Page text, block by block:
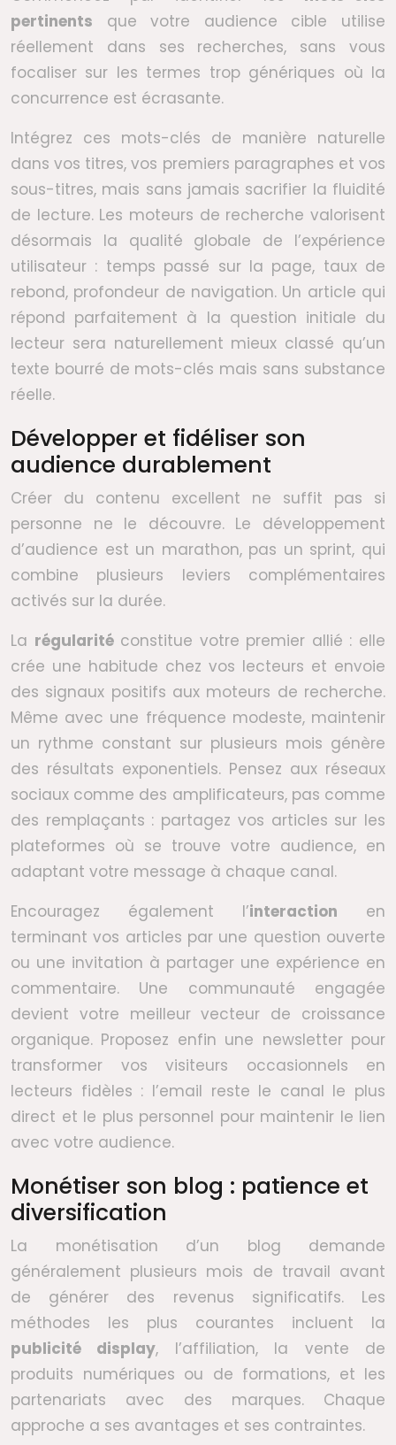
pertinents que votre audience cible utilise
réellement dans ses recherches, sans vous
focaliser sur les termes trop génériques où la
concurrence est écrasante.
Intégrez ces mots-clés de manière naturelle
dans vos titres, vos premiers paragraphes et vos
sous-titres, mais sans jamais sacrifier la fluidité
de lecture. Les moteurs de recherche valorisent
désormais la qualité globale de l’expérience
utilisateur : temps passé sur la page, taux de
rebond, profondeur de navigation. Un article qui
répond parfaitement à la question initiale du
lecteur sera naturellement mieux classé qu’un
texte bourré de mots-clés mais sans substance
réelle.
Développer et fidéliser son
audience durablement
Créer du contenu excellent ne suffit pas si
personne ne le découvre. Le développement
d’audience est un marathon, pas un sprint, qui
combine plusieurs leviers complémentaires
activés sur la durée.
La régularitéconstitue votre premier allié : elle
crée une habitude chez vos lecteurs et envoie
des signaux positifs aux moteurs de recherche.
Même avec une fréquence modeste, maintenir
un rythme constant sur plusieurs mois génère
des résultats exponentiels. Pensez aux réseaux
sociaux comme des amplificateurs, pas comme
des remplaçants : partagez vos articles sur les
plateformes où se trouve votre audience, en
adaptant votre message à chaque canal.
Encouragez également l’interaction en
terminant vos articles par une question ouverte
ou une invitation à partager une expérience en
commentaire. Une communauté engagée
devient votre meilleur vecteur de croissance
organique. Proposez enfin une newsletter pour
transformer vos visiteurs occasionnels en
lecteurs fidèles : l’email reste le canal le plus
direct et le plus personnel pour maintenir le lien
avec votre audience.
Monétiser son blog : patience et
diversification
La monétisation d’un blog demande
généralement plusieurs mois de travail avant
de générer des revenus significatifs. Les
méthodes les plus courantes incluent la
publicité display, l’affiliation, la vente de
produits numériques ou de formations, et les
partenariats avec des marques. Chaque
approche a ses avantages et ses contraintes.